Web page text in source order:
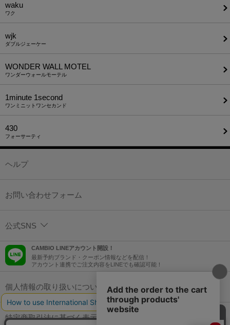
waku
ワク
wjk
ダブルジェーケー
WONDER WALL MOTEL
ワンダーウォールモーテル
1minute​ 1second
ワンミニットワンセカンド
430
フォーサーティ
ヘルプ
お問い合わせフォーム
公式SNS
CAMBIO LINEアカウント開設！
最新予約ブランド・クーポン情報などを配信！
アカウント連携でご注文内容をLINEでも確認可能！
個人情報の取り扱いについて
特定商取引法に基づく表示